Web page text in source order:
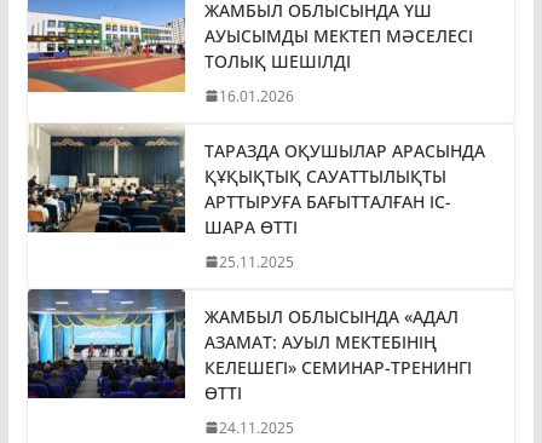
ЖАМБЫЛ ОБЛЫСЫНДА ҮШ
АУЫСЫМДЫ МЕКТЕП МӘСЕЛЕСІ
ТОЛЫҚ ШЕШІЛДІ
16.01.2026
ТАРАЗДА ОҚУШЫЛАР АРАСЫНДА
ҚҰҚЫҚТЫҚ САУАТТЫЛЫҚТЫ
АРТТЫРУҒА БАҒЫТТАЛҒАН ІС-
ШАРА ӨТТІ
25.11.2025
ЖАМБЫЛ ОБЛЫСЫНДА «АДАЛ
АЗАМАТ: АУЫЛ МЕКТЕБІНІҢ
КЕЛЕШЕГІ» СЕМИНАР-ТРЕНИНГІ
ӨТТІ
24.11.2025